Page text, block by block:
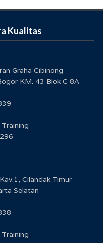
Kualitas
Graha Cibinong
KM. 43 Blok C 8A
Cilandak Timur
Selatan